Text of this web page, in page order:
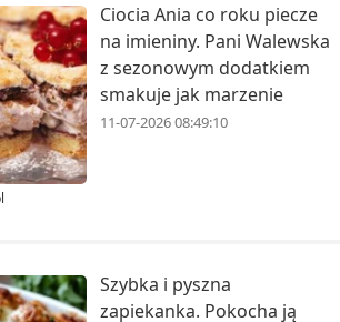
Ciocia Ania co roku piecze
na imieniny. Pani Walewska
z sezonowym dodatkiem
smakuje jak marzenie
11-07-2026 08:49:10
Szybka i pyszna
zapiekanka. Pokocha ją